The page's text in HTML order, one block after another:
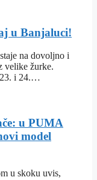
u Banjaluci!
na dovoljno i
velike žurke.
23. i 24.…
u PUMA
model
u skoku uvis,